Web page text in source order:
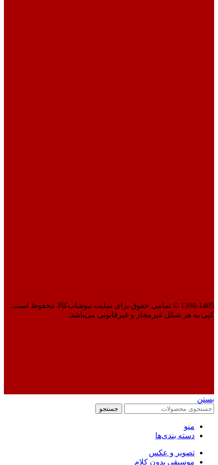
1398-1405 © تمامی حقوق برای سایت نیوشاپ‌کالا محفوظ است.
کپی به هر شکل غیرمجاز و غیرقانونی می‌باشد.
بستن
جستجو
منو
دسته بندی‌ها
تصویر و عکس
موسیقی بدون کلام